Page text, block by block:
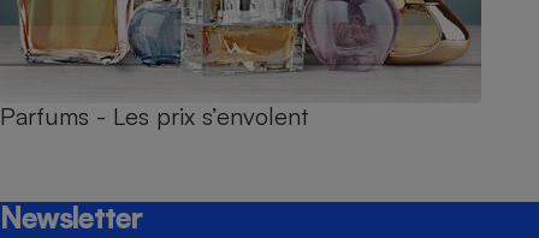
Parfums - Les prix s’envolent
Newsletter